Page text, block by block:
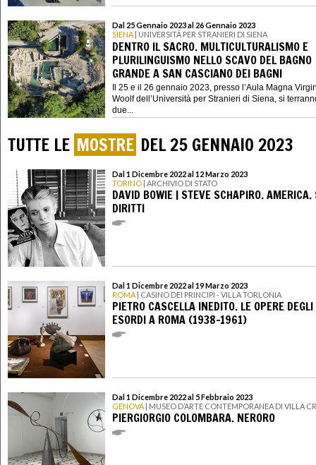
Dal 25 Gennaio 2023 al 26 Gennaio 2023
SIENA | UNIVERSITÀ PER STRANIERI DI SIENA
DENTRO IL SACRO. MULTICULTURALISMO E
PLURILINGUISMO NELLO SCAVO DEL BAGNO
GRANDE A SAN CASCIANO DEI BAGNI
Il 25 e il 26 gennaio 2023, presso l’Aula Magna
Woolf dell’Università per Stranieri di Siena, si
due...
TUTTE LE MOSTRE DEL 25 GENNAIO 2023
Dal 1 Dicembre 2022 al 12 Marzo 2023
TORINO | ARCHIVIO DI STATO
DAVID BOWIE | STEVE SCHAPIRO. AMERICA.
DIRITTI
Dal 1 Dicembre 2022 al 19 Marzo 2023
ROMA | CASINO DEI PRINCIPI - VILLA TORLONIA
PIETRO CASCELLA INEDITO. LE OPERE DEGLI
ESORDI A ROMA (1938-1961)
Dal 1 Dicembre 2022 al 5 Febbraio 2023
GENOVA | MUSEO D’ARTE CONTEMPORANEA DI VILLA
PIERGIORGIO COLOMBARA. NERORO